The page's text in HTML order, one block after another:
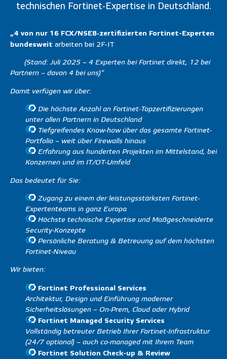
technischen Fortinet-Expertise in Deutschland.
„4 von nur 16 FCX/NSE8‑zertifizierten Fortinet-Experten
bundesweit arbeiten bei 2F‑IT
(Stand: Juli 2025 – 4 Experten bei Fortinet direkt, 12 bei
Partnern – davon 4 bei uns)“
Damit verfügen wir über:
Die höchste Anzahl an Fortinet-Topzertifizierungen
unter allen Partnern in Deutschland
Tiefgreifendes Know-how über das gesamte Fortinet-
Portfolio – weit über Firewalls hinaus
Erfahrung aus hunderten Projekten im Mittelstand, bei
Konzernen und im IT/OT-Umfeld
Das bedeutet für Sie:
Zugang zu einem der leistungsstärksten Fortinet-
Expertenteams in ganz Europa
Höchste technische Expertise und Maßgeschneiderte
Security-Konzepte
Persönliche Beratung & Betreuung auf dem höchsten
Fortinet-Niveau
Wir bieten:
Fortinet Professional Services
Architektur, Design und Einführung moderner
Sicherheitslösungen – On-Prem, Cloud oder Hybrid
Fortinet Managed Security Services
Vollständig betreuter Betrieb Ihrer Fortinet-Infrastruktur
(24/7 optional) – auch co-managed mit Ihrem Team
Fortinet Solution Check-up & Review